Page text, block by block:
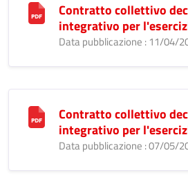
Contratto collettivo
integrativo per
Data pubblicazione : 11/04/
Contratto collettivo
integrativo per
Data pubblicazione : 07/05/